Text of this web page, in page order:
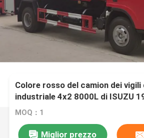
Colore rosso del camion dei
industriale 4x2 8000L di ISUZU
multifunzionale
MOQ：1
Miglior prezzo